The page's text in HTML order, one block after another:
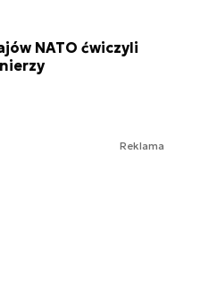
NATO ćwiczyli
Reklama